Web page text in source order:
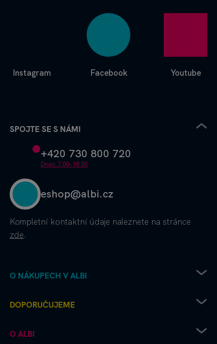
Facebook
Instagram Youtube
SPOJTE SE S NÁMI
+420 730 800 720
Dnes: 7.00–18.00
eshop@albi.cz
Kompletní kontaktní údaje naleznete na stránce
zde.
O NÁKUPECH V ALBI
Ochrana osobních údajů
Platební metody
DOPORUČUJEME
Albi čtení pro radost
O ALBI